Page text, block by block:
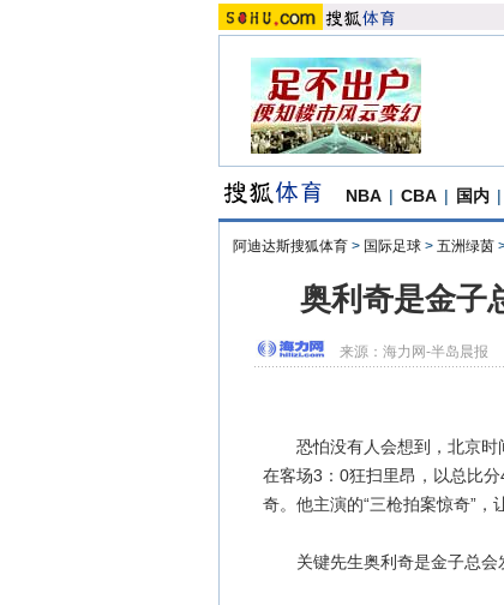
NBA | CBA | 国内 |
阿迪达斯搜狐体育 > 国际足球 > 五洲绿茵
奥利奇是金子
来源：海力网-半岛晨报
恐怕没有人会想到，北京时
在客场3：0狂扫里昂，以总比
奇。他主演的“三枪拍案惊奇”，
关键先生奥利奇是金子总会